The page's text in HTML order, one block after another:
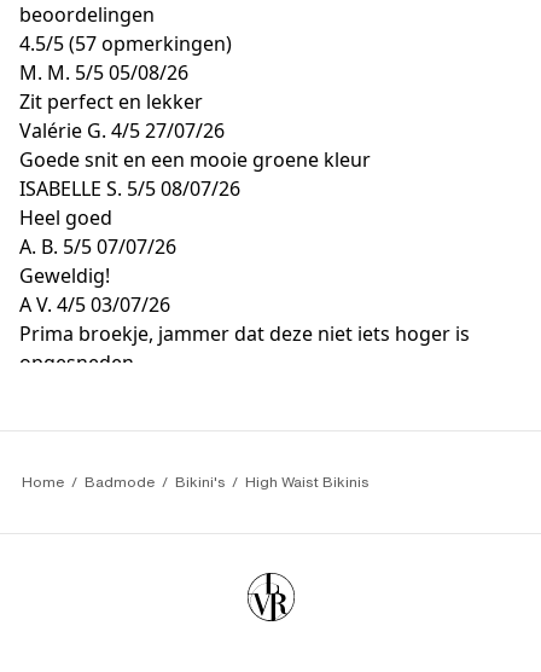
beoordelingen
4.5/5(57 opmerkingen)
M. M. 5/505/08/26
Zit perfect en lekker
Valérie G. 4/527/07/26
Goede snit en een mooie groene kleur
ISABELLE S. 5/508/07/26
Heel goed
A. B. 5/507/07/26
Geweldig!
A V. 4/503/07/26
Prima broekje, jammer dat deze niet iets hoger is
opgesneden
Home Badmode Bikini's High Waist Bikinis